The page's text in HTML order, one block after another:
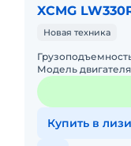
XCMG
Новая техника
Грузоподъемность, т: 3,3 Марка
Модель двигателя:
Купить в